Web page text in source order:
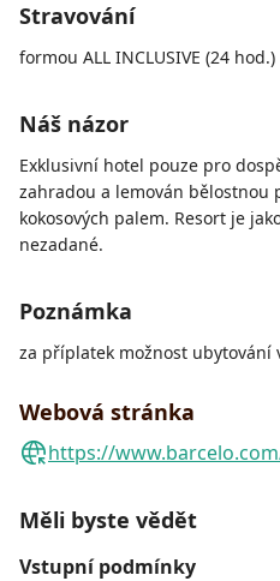
Stravování
formou ALL INCLUSIVE (24 hod.)
Náš názor
Exklusivní hotel pouze pro
zahradou a lemován bělostnou
kokosových palem. Resort je
nezadané.
Poznámka
za příplatek možnost ubytování
Webová stránka
https://
Měli byste vědět
Vstupní podmínky